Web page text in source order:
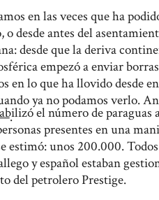
en las veces que ha
o desde antes del
desde que la deriva
empezó a enviar
en lo que ha llovido desde
ya no podamos verlo.
el número de paraguas
presentes en una
estimó: unos 200.000.
y español estaban
del petrolero Prestige.